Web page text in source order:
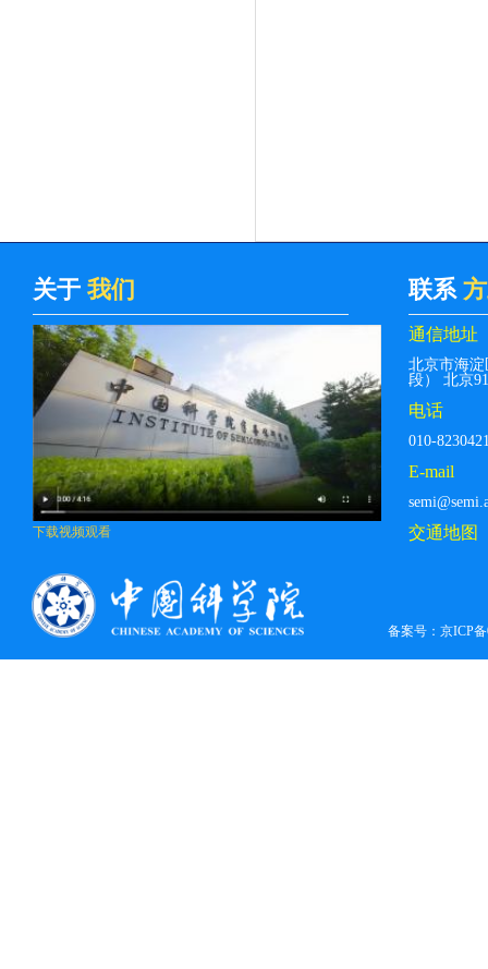
关于 我们
下载视频观看
联系
通信地址
北京市海
段） 北京
电话
010-
E-mail
交通地图
备案号： 京ICP